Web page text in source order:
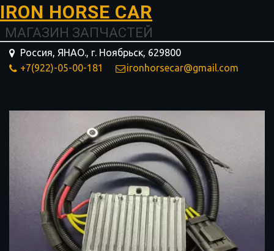
I­­RON HORSE ­­­­­­CAR
МАГАЗИН ЗАПЧАСТЕЙ
Россия, ЯНАО., г. Ноябрьск, 629800
+7(922)-05-00-181
ironhorsecar@gmail.com